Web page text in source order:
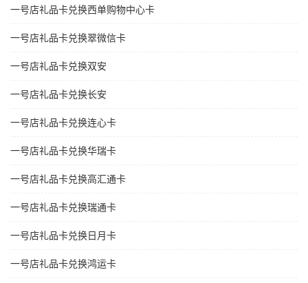
一号店礼品卡兑换西单购物中心卡
一号店礼品卡兑换翠微信卡
一号店礼品卡兑换双安
一号店礼品卡兑换长安
一号店礼品卡兑换连心卡
一号店礼品卡兑换华瑞卡
一号店礼品卡兑换高汇通卡
一号店礼品卡兑换瑞通卡
一号店礼品卡兑换日月卡
一号店礼品卡兑换鸿运卡